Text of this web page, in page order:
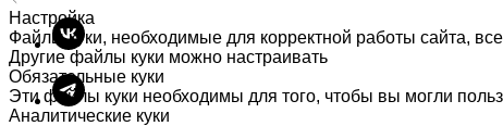
Настройка
Файлы куки, необходимые для корректной работы сайта,
Другие файлы куки можно настраивать
Обязательные куки
Эти файлы куки необходимы для того, чтобы вы могли
Аналитические куки